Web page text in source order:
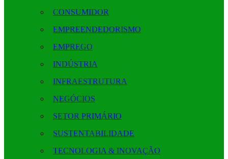
CONSUMIDOR
EMPREENDEDORISMO
EMPREGO
INDÚSTRIA
INFRAESTRUTURA
NEGÓCIOS
SETOR PRIMÁRIO
SUSTENTABILIDADE
TECNOLOGIA & INOVAÇÃO